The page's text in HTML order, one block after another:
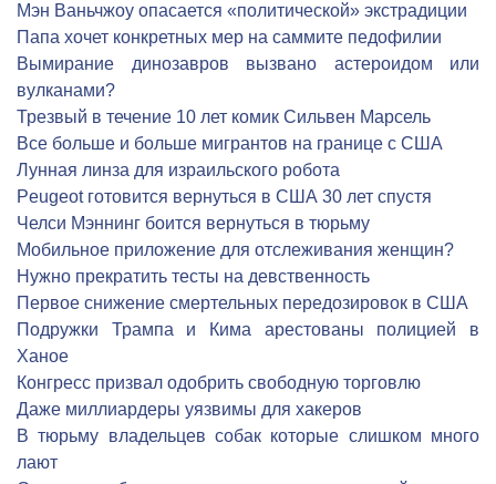
Мэн Ваньчжоу опасается «политической» экстрадиции
Папа хочет конкретных мер на саммите педофилии
Вымирание динозавров вызвано астероидом или
вулканами?
Трезвый в течение 10 лет комик Сильвен Марсель
Все больше и больше мигрантов на границе с США
Лунная линза для израильского робота
Peugeot готовится вернуться в США 30 лет спустя
Челси Мэннинг боится вернуться в тюрьму
Мобильное приложение для отслеживания женщин?
Нужно прекратить тесты на девственность
Первое снижение смертельных передозировок в США
Подружки Трампа и Кима арестованы полицией в
Ханое
Конгресс призвал одобрить свободную торговлю
Даже миллиардеры уязвимы для хакеров
В тюрьму владельцев собак которые слишком много
лают